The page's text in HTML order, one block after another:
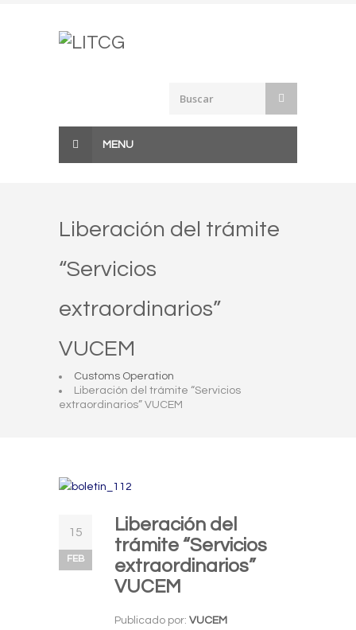
MENU
Liberación del trámite
“Servicios
extraordinarios”
VUCEM
Customs Operation
Liberación del trámite “Servicios
extraordinarios” VUCEM
15
FEB
Liberación del
trámite “Servicios
extraordinarios”
VUCEM
Publicado por: VUCEM